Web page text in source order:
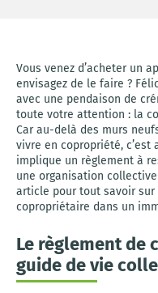
Vous venez d’acheter un
envisagez de le faire ?
avec une pendaison de
toute votre attention : la
Car au-delà des murs
vivre en copropriété, c’est
implique un règlement à
une organisation
article pour tout savoir
copropriétaire dans un
Le règlement de
guide de vie